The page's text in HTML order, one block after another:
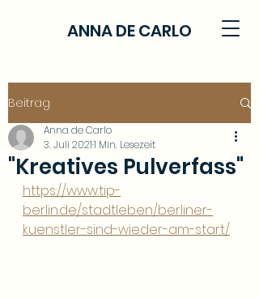
ANNA DE CARLO
Beitrag
"Kreatives Pulverfass"
Anna de Carlo
3. Juli 20211 Min. Lesezeit
https://www.tip-
berlin.de/stadtleben/berliner-
kuenstler-sind-wieder-am-start/